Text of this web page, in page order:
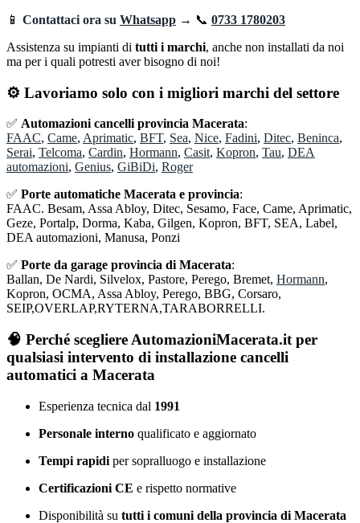
📱 Contattaci ora su Whatsapp → 📞 0733 1780203
Assistenza su impianti di tutti i marchi, anche non installati da noi
ma per i quali potresti aver bisogno di noi!
⚙️ Lavoriamo solo con i migliori marchi del settore
✅ Automazioni cancelli provincia Macerata:
FAAC, Came, Aprimatic, BFT, Sea, Nice, Fadini, Ditec, Beninca,
Serai, Telcoma, Cardin, Hormann, Casit, Kopron, Tau, DEA
automazioni, Genius, GiBiDi, Roger
✅ Porte automatiche Macerata e provincia:
FAAC. Besam, Assa Abloy, Ditec, Sesamo, Face, Came, Aprimatic,
Geze, Portalp, Dorma, Kaba, Gilgen, Kopron, BFT, SEA, Label,
DEA automazioni, Manusa, Ponzi
✅ Porte da garage provincia di Macerata:
Ballan, De Nardi, Silvelox, Pastore, Perego, Bremet, Hormann,
Kopron, OCMA, Assa Abloy, Perego, BBG, Corsaro,
SEIP,OVERLAP,RYTERNA,TARABORRELLI.
🧠 Perché scegliere AutomazioniMacerata.it per
qualsiasi intervento di installazione cancelli
automatici a Macerata
Esperienza tecnica dal 1991
Personale interno qualificato e aggiornato
Tempi rapidi per sopralluogo e installazione
Certificazioni CE e rispetto normative
Disponibilità su tutti i comuni della provincia di Macerata